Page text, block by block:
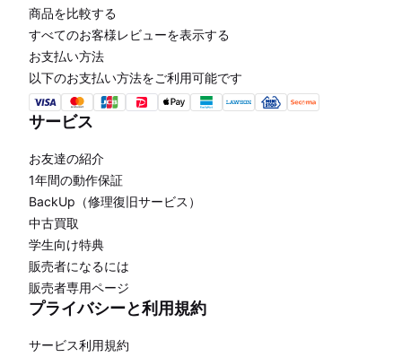
商品を比較する
すべてのお客様レビューを表示する
お支払い方法
以下のお支払い方法をご利用可能です
サービス
お友達の紹介
1年間の動作保証
BackUp（修理復旧サービス）
中古買取
学生向け特典
販売者になるには
販売者専用ページ
プライバシーと利用規約
サービス利用規約